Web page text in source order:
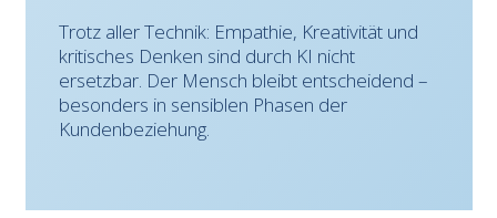
Trotz aller Technik: Empathie, Kreativität und
kritisches Denken sind durch KI nicht
ersetzbar. Der Mensch bleibt entscheidend –
besonders in sensiblen Phasen der
Kundenbeziehung.